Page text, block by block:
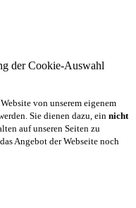
der Cookie-Auswahl
von unserem eigenem
Sie dienen dazu, ein nicht
auf unseren Seiten zu
Angebot der Webseite noch